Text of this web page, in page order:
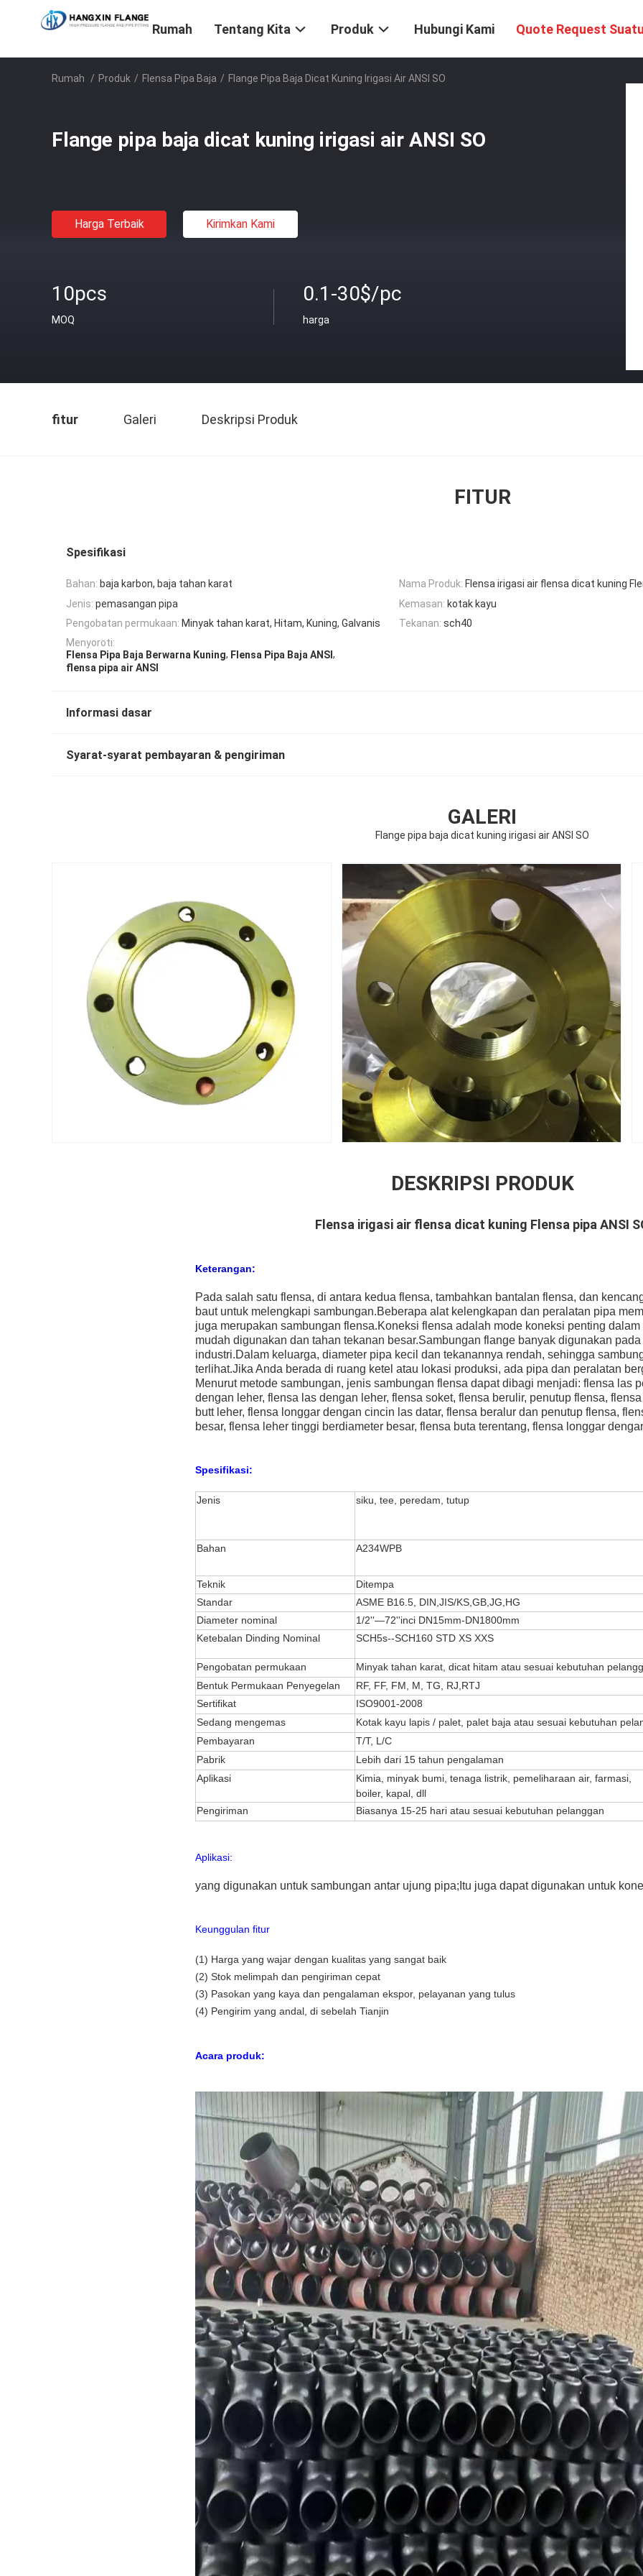
KIRIMKAN
Rumah Tentang Kita Produk Hubungi Kami Quote Request
Rumah / Produk / Flensa Pipa Baja / Flange Pipa Baja Dicat Kuning Irigasi Air ANSI SO
Flange pipa baja dicat kuning irigasi air ANSI SO
Harga Terbaik Kirimkan Kami
10pcs
MOQ
0.1-30$/pc
harga
fitur Galeri Deskripsi Produk
FITUR
Spesifikasi
Bahan: baja karbon, baja tahan karat Nama Produk: Flensa irigasi air flensa dicat kuning
Jenis: pemasangan pipa Kemasan: kotak kayu
Pengobatan permukaan: Minyak tahan karat, Hitam, Kuning, Galvanis Tekanan: sch40
Menyoroti:
Flensa Pipa Baja Berwarna Kuning, Flensa Pipa Baja ANSI ,
flensa pipa air ANSI
Informasi dasar
Syarat-syarat pembayaran & pengiriman
GALERI
Flange pipa baja dicat kuning irigasi air ANSI SO
DESKRIPSI PRODUK
Flensa irigasi air flensa dicat kuning Flensa pipa ANSI
Keterangan:
Pada salah satu flensa, di antara kedua flensa, tambahkan bantalan flensa, dan
baut untuk melengkapi sambungan.Beberapa alat kelengkapan dan peralatan pipa
juga merupakan sambungan flensa.Koneksi flensa adalah mode koneksi penting
mudah digunakan dan tahan tekanan besar.Sambungan flange banyak digunakan
industri.Dalam keluarga, diameter pipa kecil dan tekanannya rendah, sehingga
terlihat.Jika Anda berada di ruang ketel atau lokasi produksi, ada pipa dan peralatan
Menurut metode sambungan, jenis sambungan flensa dapat dibagi menjadi: flensa las
dengan leher, flensa las dengan leher, flensa soket, flensa berulir, penutup flensa,
butt leher, flensa longgar dengan cincin las datar, flensa beralur dan penutup flensa,
besar, flensa leher tinggi berdiameter besar, flensa buta terentang, flensa longgar
Spesifikasi:
Jenis siku, tee, peredam, tutup
Bahan A234WPB
Teknik
Ditempa
Standar
ASME B16.5, DIN,JIS/KS,GB,JG,HG
Diameter nominal
1/2''—72''inci DN15mm-DN1800mm
Ketebalan Dinding Nominal
SCH5s--SCH160 STD XS XXS
Pengobatan permukaan
Minyak tahan karat, dicat hitam atau sesuai kebutuhan
Bentuk Permukaan Penyegelan
RF, FF, FM, M, TG, RJ,RTJ
Sertifikat
ISO9001-2008
Sedang mengemas
Kotak kayu lapis / palet, palet baja atau sesuai kebutuhan
Pembayaran
T/T, L/C
Pabrik
Lebih dari 15 tahun pengalaman
Aplikasi
Kimia, minyak bumi, tenaga listrik, pemeliharaan air, farmasi,
boiler, kapal, dll
Pengiriman
Biasanya 15-25 hari atau sesuai kebutuhan pelanggan
Aplikasi:
yang digunakan untuk sambungan antar ujung pipa; Itu juga dapat digunakan untuk
Keunggulan fitur
(1) Harga yang wajar dengan kualitas yang sangat baik
(2) Stok melimpah dan pengiriman cepat
(3) Pasokan yang kaya dan pengalaman ekspor, pelayanan yang tulus
(4) Pengirim yang andal, di sebelah Tianjin
Acara produk: